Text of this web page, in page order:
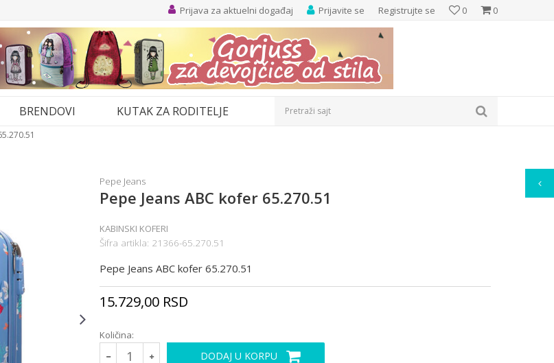
0
0
Prijavite se Registrujte se
Prijava za aktuelni događaj
BRENDOVI KUTAK ZA RODITELJE Pretraži sajt
Pepe Jeans
Pepe Jeans ABC kofer 65.270.51
KABINSKI KOFERI
Šifra artikla: 21366-65.270.51
Pepe Jeans ABC kofer 65.270.51
15.729,00 RSD
Količina:
DODAJ U KORPU